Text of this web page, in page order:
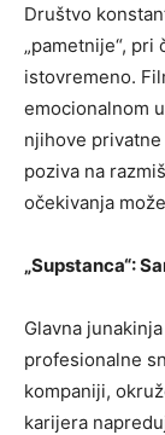
Društvo
„pametnije“,
istovremeno.
emocionalnom
njihove privatne
poziva na
očekivanja
„Supstanca“:
Glavna
profesionalne
kompaniji,
karijera